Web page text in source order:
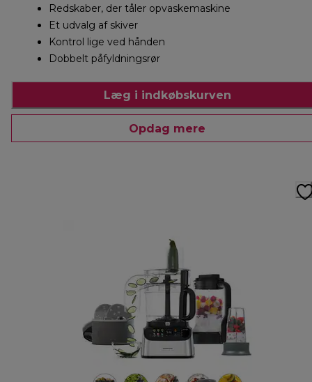
Redskaber, der tåler opvaskemaskine
Et udvalg af skiver
Kontrol lige ved hånden
Dobbelt påfyldningsrør
Læg i indkøbskurven
Opdag mere